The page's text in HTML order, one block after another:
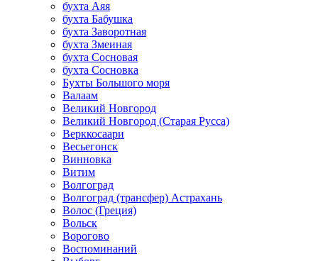
бухта Аяя
бухта Бабушка
бухта Заворотная
бухта Змеиная
бухта Сосновая
бухта Сосновка
Бухты Большого моря
Валаам
Великий Новгород
Великий Новгород (Старая Русса)
Верккосаари
Весьегонск
Винновка
Витим
Волгоград
Волгоград (трансфер) Астрахань
Волос (Греция)
Вольск
Ворогово
Воспоминаний